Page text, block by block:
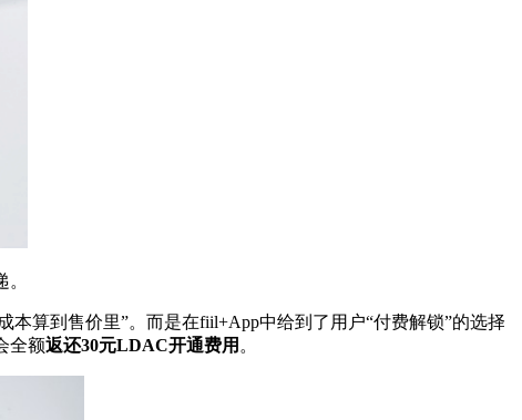
算到售价里”。而是在fiil+App中给到了用户“付费解锁”的选择
全额返还30元LDAC开通费用 。